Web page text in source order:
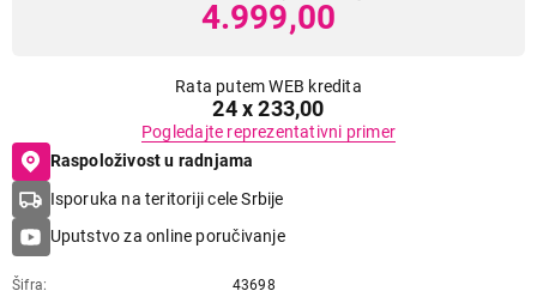
4.999,00
Rata putem WEB kredita
24 x 233,00
Pogledajte reprezentativni primer
Raspoloživost u radnjama
Isporuka na teritoriji cele Srbije
Uputstvo za online poručivanje
Šifra
43698